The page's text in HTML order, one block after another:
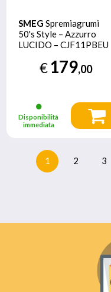
SMEG Spremiagrumi
50's Style – Azzurro
LUCIDO – CJF11PBEU
€179,00
Disponibilità
immediata
1 2 3